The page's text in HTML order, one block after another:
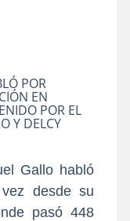
POR
EN
POR EL
Y DELCY
Gallo habló
desde su
pasó 448